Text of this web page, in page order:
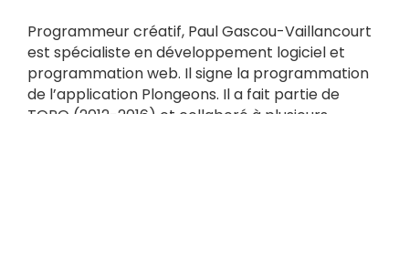
Programmeur créatif, Paul Gascou-Vaillancourt
est spécialiste en développement logiciel et
programmation web. Il signe la programmation
de l’application Plongeons. Il a fait partie de
TOPO (2012-2016) et collaboré à plusieurs